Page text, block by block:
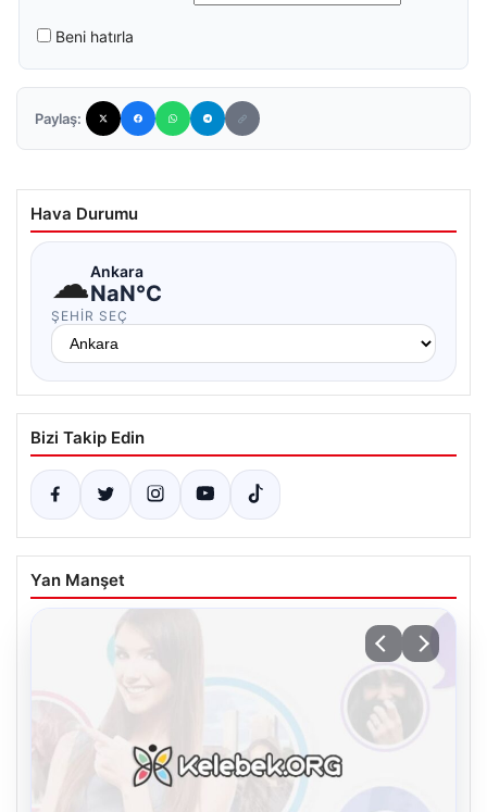
Beni hatırla
Paylaş:
Hava Durumu
☁Ankara
NaN°C
ŞEHIR SEÇ
Bizi Takip Edin
Yan Manşet